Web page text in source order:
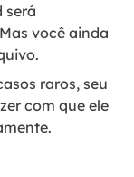
será
você ainda
raros, seu
com que ele